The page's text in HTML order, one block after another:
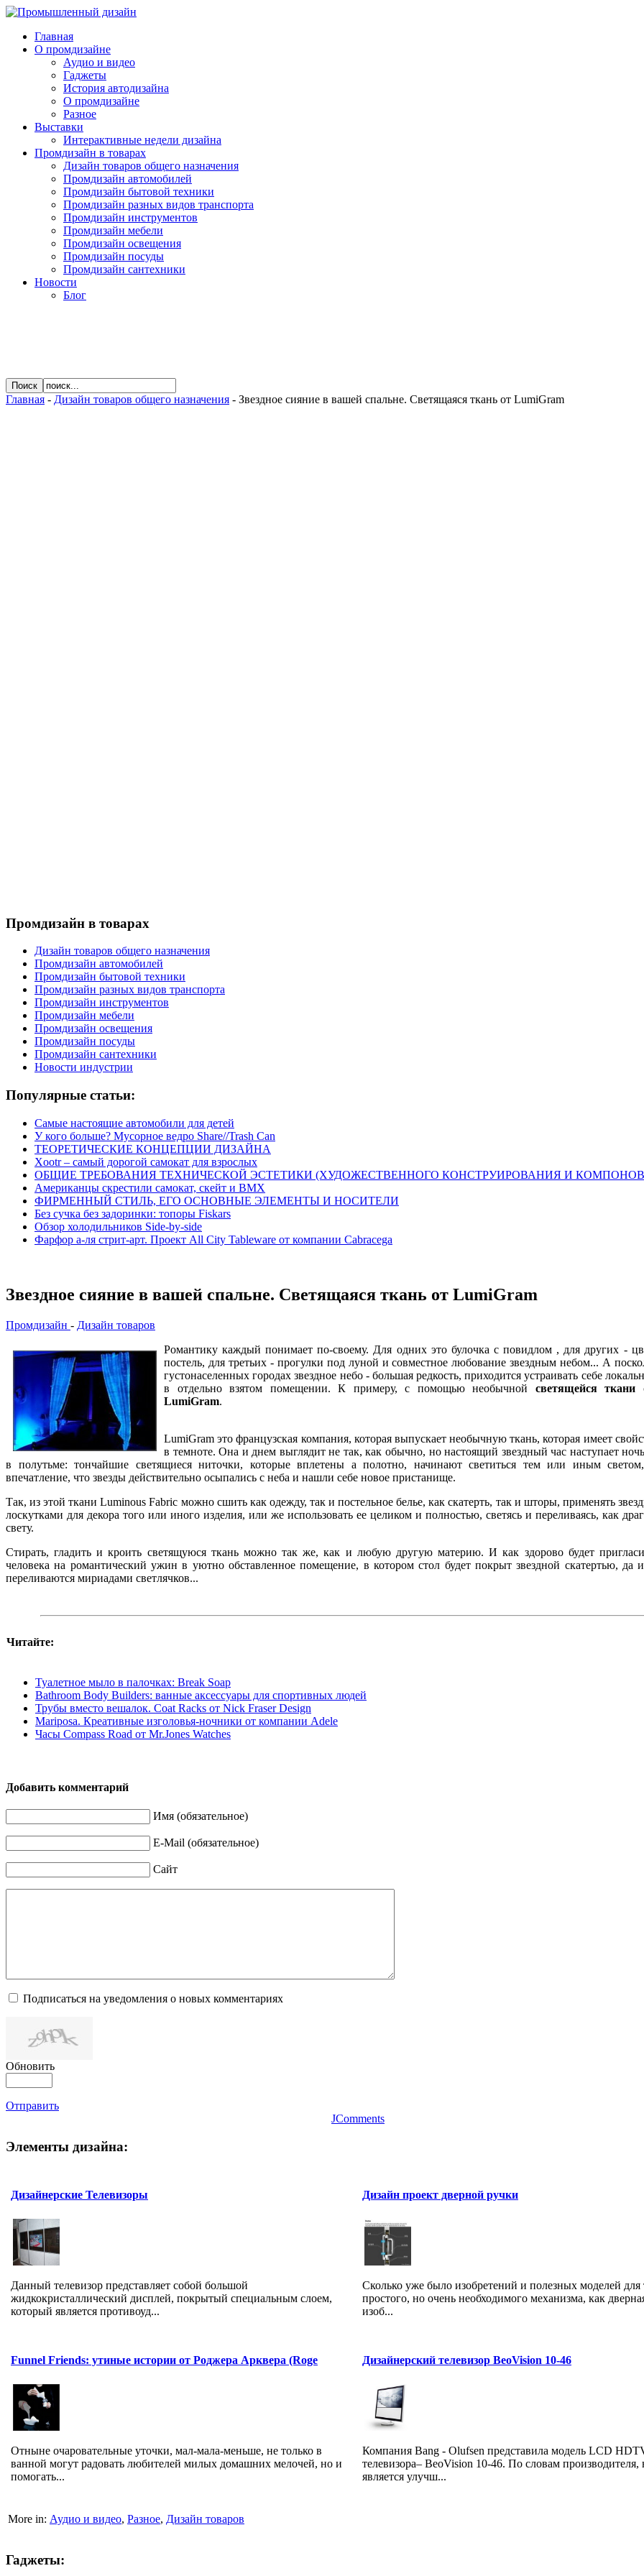
Главная
О промдизайне
Аудио и видео
Гаджеты
История автодизайна
О промдизайне
Разное
Выставки
Интерактивные недели дизайна
Промдизайн в товарах
Дизайн товаров общего назначения
Промдизайн автомобилей
Промдизайн бытовой техники
Промдизайн разных видов транспорта
Промдизайн инструментов
Промдизайн мебели
Промдизайн освещения
Промдизайн посуды
Промдизайн сантехники
Новости
Блог
Главная - Дизайн товаров общего назначения - Звездное сияние в вашей спальне. Светящаяся ткань от LumiGram
Промдизайн в товарах
Дизайн товаров общего назначения
Промдизайн автомобилей
Промдизайн бытовой техники
Промдизайн разных видов транспорта
Промдизайн инструментов
Промдизайн мебели
Промдизайн освещения
Промдизайн посуды
Промдизайн сантехники
Новости индустрии
Популярные статьи:
Самые настоящие автомобили для детей
У кого больше? Мусорное ведро Share//Trash Can
ТЕОРЕТИЧЕСКИЕ КОНЦЕПЦИИ ДИЗАЙНА
Xootr – самый дорогой самокат для взрослых
ОБЩИЕ ТРЕБОВАНИЯ ТЕХНИЧЕСКОЙ ЭСТЕТИКИ (ХУДОЖЕСТВЕННОГО КОНСТРУИРОВАНИЯ И
Американцы скрестили самокат, скейт и BMX
ФИРМЕННЫЙ СТИЛЬ, ЕГО ОСНОВНЫЕ ЭЛЕМЕНТЫ И НОСИТЕЛИ
Без сучка без задоринки: топоры Fiskars
Обзор холодильников Side-by-side
Фарфор а-ля стрит-арт. Проект All City Tableware от компании Cabracega
Звездное сияние в вашей спальне. Светящаяся ткань от LumiGram
Промдизайн - Дизайн товаров
Романтику каждый понимает по-своему. Для одних это булочка с повидлом , для других -
постель, для третьих - прогулки под луной и совместное любование звездным небом... А
густонаселенных городах звездное небо - большая редкость, приходится устраивать себе
в отдельно взятом помещении. К примеру, с помощью необычной светящейся ткани
LumiGram.
LumiGram это французская компания, которая выпускает необычную ткань, которая имеет
в темноте. Она и днем выглядит не так, как обычно, но настоящий звездный час наступает
в полутьме: тончайшие светящиеся ниточки, которые вплетены а полотно, начинают светиться тем или иным светом,
впечатление, что звезды действительно осыпались с неба и нашли себе новое пристанище.
Так, из этой ткани Luminous Fabric можно сшить как одежду, так и постельное белье, как скатерть, так и шторы, применять
лоскутками для декора того или иного изделия, или же использовать ее целиком и полностью, светясь и переливаясь, как
свету.
Стирать, гладить и кроить светящуюся ткань можно так же, как и любую другую материю. И как здорово будет
человека на романтический ужин в уютно обставленное помещение, в котором стол будет покрыт звездной скатертью, да
переливаются мириадами светлячков...
Читайте:
Туалетное мыло в палочках: Break Soap
Bathroom Body Builders: ванные аксессуары для спортивных людей
Трубы вместо вешалок. Coat Racks от Nick Fraser Design
Mariposa. Креативные изголовья-ночники от компании Adele
Часы Compass Road от Mr.Jones Watches
Добавить комментарий
Имя (обязательное)
E-Mail (обязательное)
Сайт
Подписаться на уведомления о новых комментариях
Обновить
Отправить
JComments
Элементы дизайна:
Дизайнерские Телевизоры
Данный телевизор представляет собой большой
жидкокристаллический дисплей, покрытый специальным слоем,
который является противоуд...
Дизайн проект дверной ручки
Сколько уже было изобретений и полезных моделей для
простого, но очень необходимого механизма, как
изоб...
Funnel Friends: утиные истории от Роджера Арквера (Roge
Отныне очаровательные уточки, мал-мала-меньше, не только в
ванной могут радовать любителей милых домашних мелочей, но и
помогать...
Дизайнерский телевизор BeoVision 10-46
Компания Bang - Olufsen представила модель LCD
телевизора– BeoVision 10-46. По словам производителя,
является улучш...
More in: Аудио и видео, Разное, Дизайн товаров
Гаджеты: